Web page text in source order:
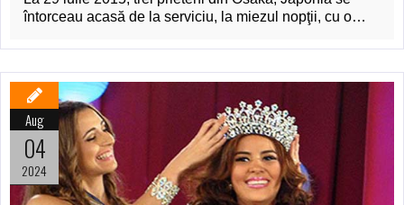
întorceau acasă de la serviciu, la miezul nopţii, cu o…
Aug
04
2024